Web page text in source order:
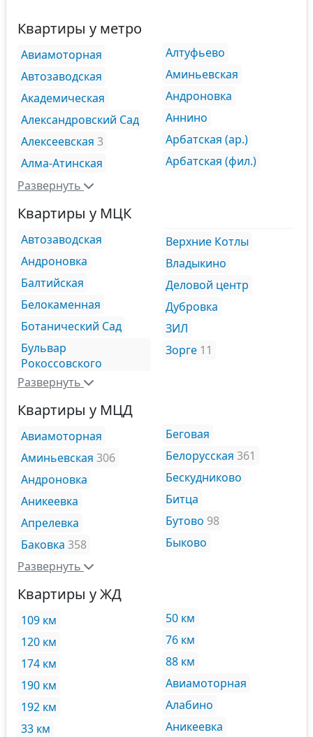
Квартиры у метро
Авиамоторная
Автозаводская
Академическая
Александровский Сад
Алексеевская 3
Алма-Атинская
Алтуфьево
Аминьевская
Андроновка
Аннино
Арбатская (ар.)
Арбатская (фил.)
Развернуть
Квартиры у МЦК
Автозаводская
Андроновка
Балтийская
Белокаменная
Ботанический Сад
Бульвар
Рокоссовского
Верхние Котлы
Владыкино
Деловой центр
Дубровка
ЗИЛ
Зорге 11
Развернуть
Квартиры у МЦД
Авиамоторная
Аминьевская 306
Андроновка
Аникеевка
Апрелевка
Баковка 358
Беговая
Белорусская 361
Бескудниково
Битца
Бутово 98
Быково
Развернуть
Квартиры у ЖД
109 км
120 км
174 км
190 км
192 км
33 км
50 км
76 км
88 км
Авиамоторная
Алабино
Аникеевка